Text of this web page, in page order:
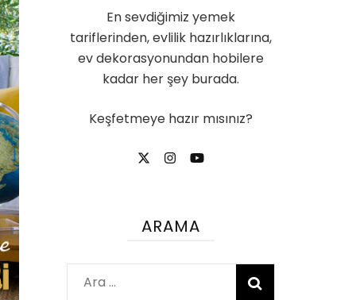
En sevdiğimiz yemek
tariflerinden, evlilik hazırlıklarına,
ev dekorasyonundan hobilere
kadar her şey burada.
Keşfetmeye hazır mısınız?
ARAMA
Arama: